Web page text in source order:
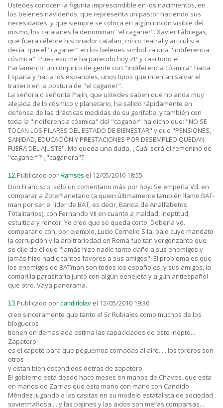
Ustedes conocen la figurita imprescindible en los nacimientos, en
los belenes navideños, que representa un pastor haciendo sus
necesidades, y que siempre se coloca en algún rincón visible del
mismo, los catalanes la denominan "el caganer". Xavier Fàbregas,
que fuera célebre historiador catalan, crítico teatral y articulista
decía, que el "caganer" en los belenes simboliza una "indiferencia
cósmica". Pues eso me ha parecido hoy ZP y casi todo el
Parlamento, un conjunto de gente con "indiferencia cósmica" hacia
España y hacia los españoles, unos tipos que intentan salvar el
trasero en la postura de "el caganer".
La señora o señorita Pajín, que ustedes saben que no anda muy
alejada de lo cósmico y planetario, ha salido rápidamente en
defensa de las drásticas medidas de su gerifalte, y también con
toda la "indiferencia cósmica" del "caganer" ha dicho que: "NO SE
TOCAN LOS PILARES DEL ESTADO DE BIENESTAR" y que "PENSIONES,
SANIDAD, EDUCACIÓN Y PRESTACIONES POR DESEMPLEO QUEDAN
FUERA DEL AJUSTE". Me queda una duda, ¿Cuál será el femenino de
"caganer"? ¿"caganera"?
12.Publicado por Ramsés el 12/05/2010 18:55
Don Francisco, sólo un comentario más por hoy: Se empeña Vd. en
comparar a ZotePlanetario (a quien últimamente también llamo BAT-
man por ser el líder de BAT, es decir, Banda de Analfabetos
Totalitarios), con Fernando VII en cuanto a maldad, ineptitud,
estulticia y rencor. Yo creo que se queda corto. Debería vd.
compararlo con, por ejemplo, Lucio Cornelio Sila, bajo cuyo mandato
la corrupción y la arbitrariedad en Roma fue tan vergonzante que
se dijo de él que "jamás hizo nadie tanto daño a sus enemigos y
jamás hizo nadie tantos favores a sus amigos". El problema es que
los enemigos de BATman son todos los españoles, y sus amigos, la
camarilla parasitaria junto con algún oenejeta y algún antiespañol
que otro. Vaya panorama.
13.Publicado por candidolav el 12/05/2010 19:36
creo sinceramente que tanto el Sr Rubiales como muchos de los
blogueros
tienen en demasiada estima las capacidades de este inepto...
Zapatero
es el capote para que peguemos cornadas al aire..... los toreros son
otros
y estan bien escondidos detras de zapatero.
El gobierno esta desde hace meses en manos de Chaves..que esta
en manos de Zarrias que esta mano con mano con Candido
Méndez jugando a las casitas en su modelo estatalista de sociedad
sovietmafiosa.... y las pajines y las aidos son meras comparsas...